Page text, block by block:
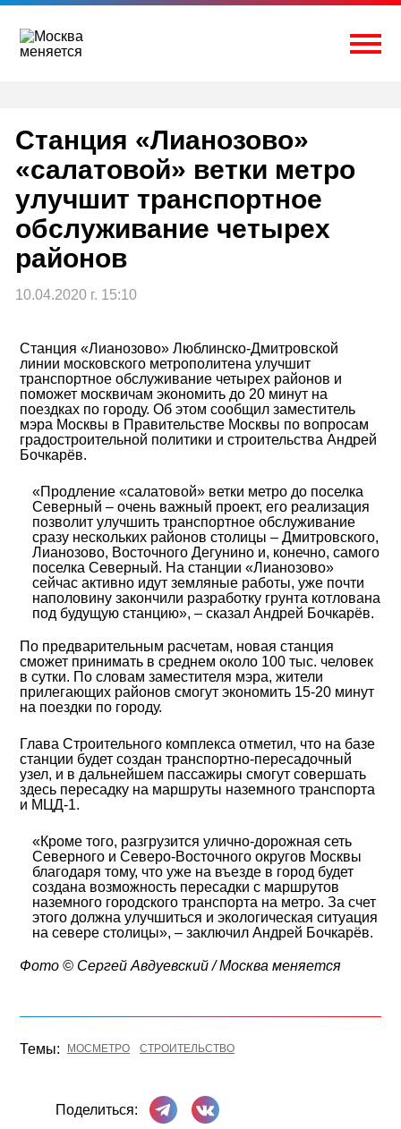
Перейти
содержимому
Станция «Лианозово»
«салатовой» ветки метро
улучшит транспортное
обслуживание четырех
районов
10.04.2020 г. 15:10
Станция «Лианозово» Люблинско-Дмитровской
линии московского метрополитена улучшит
транспортное обслуживание четырех районов и
поможет москвичам экономить до 20 минут на
поездках по городу. Об этом сообщил заместитель
мэра Москвы в Правительстве Москвы по вопросам
градостроительной политики и строительства Андрей
Бочкарёв.
«Продление «салатовой» ветки метро до поселка
Северный – очень важный проект, его реализация
позволит улучшить транспортное обслуживание
сразу нескольких районов столицы – Дмитровского,
Лианозово, Восточного Дегунино и, конечно, самого
поселка Северный. На станции «Лианозово»
сейчас активно идут земляные работы, уже почти
наполовину закончили разработку грунта котлована
под будущую станцию», – сказал Андрей Бочкарёв.
По предварительным расчетам, новая станция
сможет принимать в среднем около 100 тыс. человек
в сутки. По словам заместителя мэра, жители
прилегающих районов смогут экономить 15-20 минут
на поездки по городу.
Глава Строительного комплекса отметил, что на базе
станции будет создан транспортно-пересадочный
узел, и в дальнейшем пассажиры смогут совершать
здесь пересадку на маршруты наземного транспорта
и МЦД-1.
«Кроме того, разгрузится улично-дорожная сеть
Северного и Северо-Восточного округов Москвы
благодаря тому, что уже на въезде в город будет
создана возможность пересадки с маршрутов
наземного городского транспорта на метро. За счет
этого должна улучшиться и экологическая ситуация
на севере столицы», – заключил Андрей Бочкарёв.
Фото © Сергей Авдуевский / Москва меняется
Темы: МОСМЕТРО СТРОИТЕЛЬСТВО
Поделиться:
Поделиться в Телеграме
Поделиться ВКонтакте